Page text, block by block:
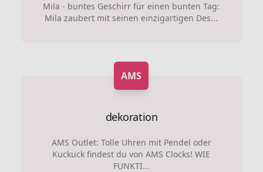
Mila - buntes Geschirr für einen bunten Tag:
Mila zaubert mit seinen einzigartigen Des...
AMS
dekoration
AMS Outlet: Tolle Uhren mit Pendel oder
Kuckuck findest du von AMS Clocks! WIE
FUNKTI...